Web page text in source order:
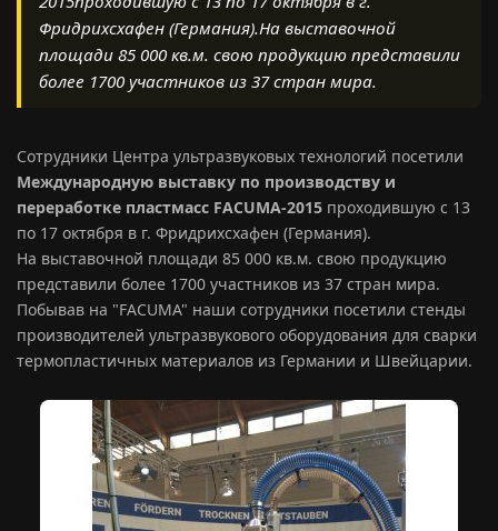
Фридрихсхафен (Германия).На выставочной
площади 85 000 кв.м. свою продукцию представили
более 1700 участников из 37 стран мира.
Сотрудники Центра ультразвуковых технологий посетили
Международную выставку по производству и
переработке пластмасс FACUMA-2015 проходившую с 13
по 17 октября в г. Фридрихсхафен (Германия).
На выставочной площади 85 000 кв.м. свою продукцию
представили более 1700 участников из 37 стран мира.
Побывав на "FACUMA" наши сотрудники посетили стенды
производителей ультразвукового оборудования для сварки
термопластичных материалов из Германии и Швейцарии.